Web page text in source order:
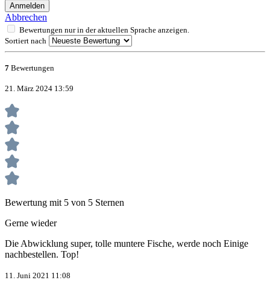
Anmelden
Abbrechen
Bewertungen nur in der aktuellen Sprache anzeigen.
Sortiert nach
7 Bewertungen
21. März 2024 13:59
Bewertung mit 5 von 5 Sternen
Gerne wieder
Die Abwicklung super, tolle muntere Fische, werde noch Einige
nachbestellen. Top!
11. Juni 2021 11:08